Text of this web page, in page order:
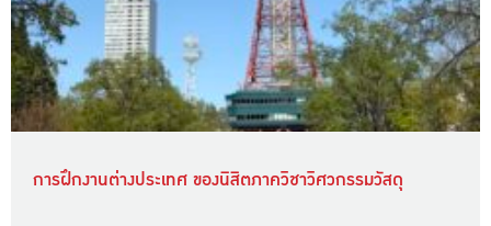
การฝึกงานต่างประเทศ ของนิสิตภาควิชาวิศวกรรมวัสดุ